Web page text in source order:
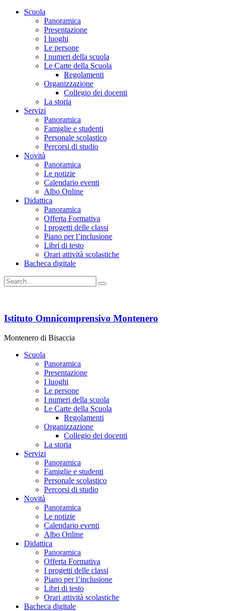
Scuola
Panoramica
Presentazione
I luoghi
Le persone
I numeri della scuola
Le Carte della Scuola
Regolamenti
Organizzazione
Collegio dei docenti
La storia
Servizi
Panoramica
Famiglie e studenti
Personale scolastico
Percorsi di studio
Novità
Panoramica
Le notizie
Calendario eventi
Albo Online
Didattica
Panoramica
Offerta Formativa
I progetti delle classi
Piano per l’inclusione
Libri di testo
Orari attività scolastiche
Bacheca digitale
Istituto Omnicomprensivo Montenero
Montenero di Bisaccia
Scuola
Panoramica
Presentazione
I luoghi
Le persone
I numeri della scuola
Le Carte della Scuola
Regolamenti
Organizzazione
Collegio dei docenti
La storia
Servizi
Panoramica
Famiglie e studenti
Personale scolastico
Percorsi di studio
Novità
Panoramica
Le notizie
Calendario eventi
Albo Online
Didattica
Panoramica
Offerta Formativa
I progetti delle classi
Piano per l’inclusione
Libri di testo
Orari attività scolastiche
Bacheca digitale